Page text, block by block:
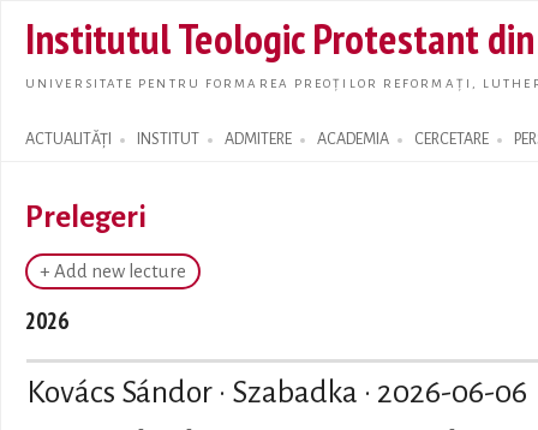
main
Institutul Teologic Protestant
UNIVERSITATE PENTRU FORMAREA PREOȚILOR REFORMAȚI,
ACTUALITĂȚI INSTITUT ADMITERE ACADEMIA CERCETARE
Search form
Prelegeri
+ Add new lecture
2026
Kovács Sándor · Szabadka · 2026-06-06